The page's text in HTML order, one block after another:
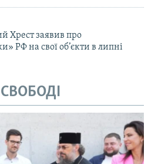
Хрест заявив про
РФ на свої об’єкти в липні